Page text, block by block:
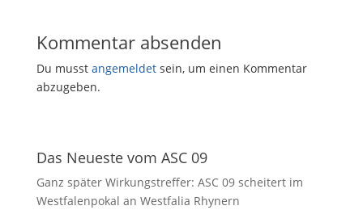
Kommentar absenden
Du musst angemeldetsein, um einen Kommentar
abzugeben.
Das Neueste vom ASC 09
Ganz später Wirkungstreffer: ASC 09 scheitert im
Westfalenpokal an Westfalia Rhynern